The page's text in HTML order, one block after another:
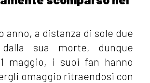
anno, a distanza di sole due
sua morte, dunque
maggio, i suoi fan hanno
omaggio ritraendosi con